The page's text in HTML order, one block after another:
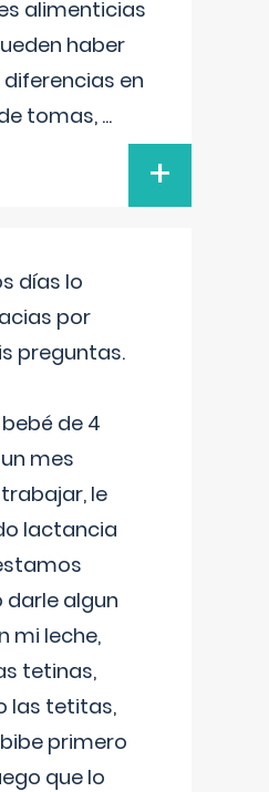
alimenticias
haber
en
tomas, ...
+
días lo
por
preguntas.
de 4
mes
le
lactancia
algun
mi leche,
tetinas,
las tetitas,
primero
que lo